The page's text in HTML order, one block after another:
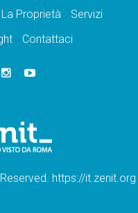
La Proprietà
Servizi
Contattaci
https://it.zenit.org